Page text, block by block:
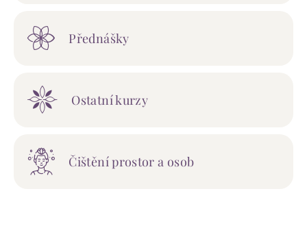
Přednášky
Ostatní kurzy
Čištění prostor a osob